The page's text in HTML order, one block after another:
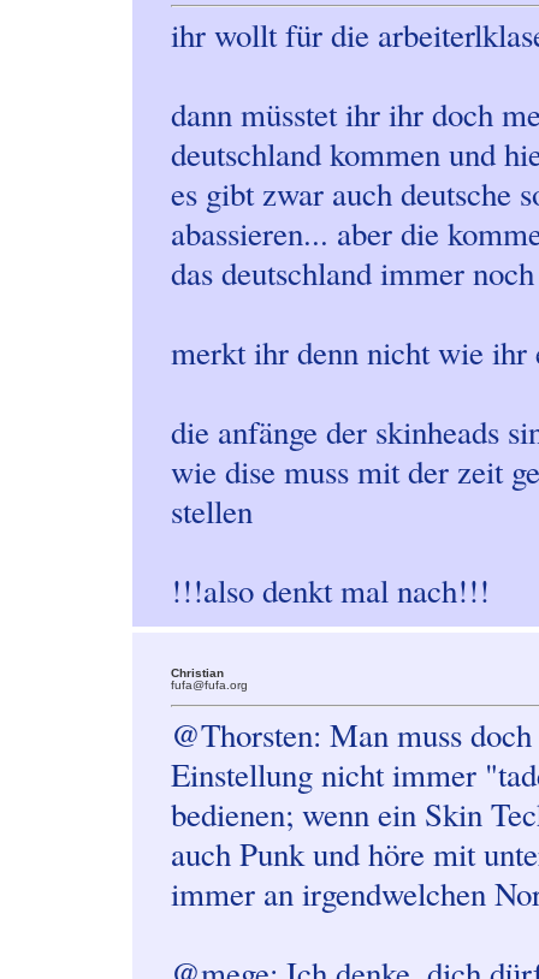
ihr wollt für die
dann müsstet ihr ihr doch
deutschland kommen und
es gibt zwar auch deutsche
abassieren... aber die
das deutschland immer
merkt ihr denn nicht wie ihr
die anfänge der skinheads
wie dise muss mit der zeit
stellen
!!!also denkt mal nach!!!
Christian
fufa@fufa.org
@Thorsten: Man muss
Einstellung nicht immer
bedienen; wenn ein Skin
auch Punk und höre mit
immer an irgendwelchen